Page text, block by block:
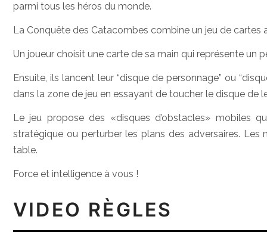
parmi tous les héros du monde.
La Conquête des Catacombes combine un jeu de cartes
Un joueur choisit une carte de sa main qui représente un
Ensuite, ils lancent leur “disque de personnage” ou
dans la zone de jeu en essayant de toucher le disque de
Le jeu propose des «disques d’obstacles» mobiles
stratégique ou perturber les plans des adversaires.
table.
Force et intelligence à vous !
VIDEO RÈGLES